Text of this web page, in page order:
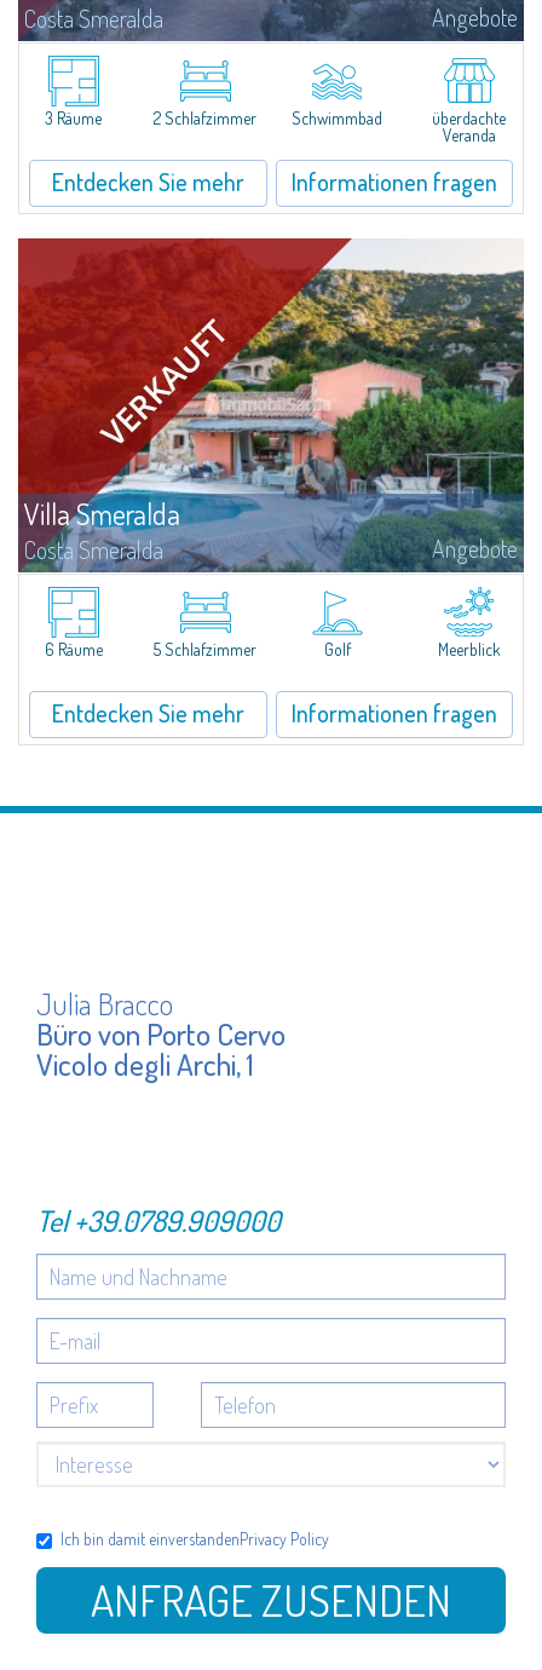
Costa Smeralda Angebote
​In Alto Pevero, in the middle of Costa Smeralda, a stone's throw from
Pevero Golf and the fascinating beaches of this stretch of coast, Villa
Serena is a magnificent single-family villa for sale recently renovated and...
3 Räume
2 Schlafzimmer Schwimmbad
überdachte
Veranda
Entdecken Sie mehr Informationen fragen
Villa Smeralda
Costa Smeralda Angebote
DieVilla Smeralda, aus der Hand des bekannten ArchitektenJean Claude
Lesuisse, befindet sich in einzigartiger Lage über der Baia delPevero, mit
einem Panoramablick auf das Meer und die Hügel von Pantogia.Sie ist Teil...
6 Räume
5 Schlafzimmer Golf Meerblick
Entdecken Sie mehr Informationen fragen
Julia Bracco
Büro von Porto Cervo
Vicolo degli Archi, 1
Tel+39.0789.909000
Ich bin damit einverstandenPrivacy Policy
ANFRAGE ZUSENDEN